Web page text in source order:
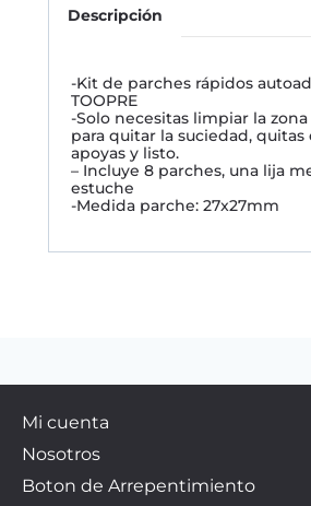
Descripción
-Kit de parches rápidos
TOOPRE
-Solo necesitas limpiar la
para quitar la suciedad,
apoyas y listo.
– Incluye 8 parches, una lija
estuche
-Medida parche: 27x27mm
Mi cuenta
Nosotros
Boton de Arrepentimiento